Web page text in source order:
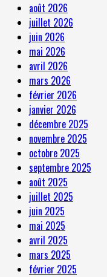
août 2026
juillet 2026
juin 2026
mai 2026
avril 2026
mars 2026
février 2026
janvier 2026
décembre 2025
novembre 2025
octobre 2025
septembre 2025
août 2025
juillet 2025
juin 2025
mai 2025
avril 2025
mars 2025
février 2025